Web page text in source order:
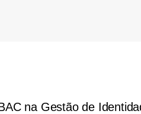
na Gestão de